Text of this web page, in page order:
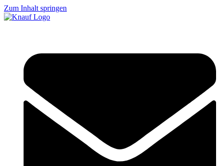
Zum Inhalt springen